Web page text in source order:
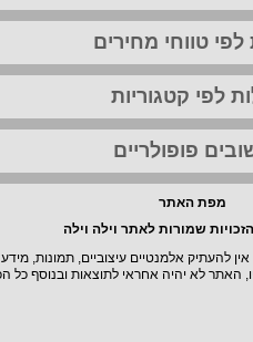
לפי טווחי מחירים
לפי קטגוריות
פופולריים
מפת האתר
להעתיק אלמנטיים עיצוביים, תמונות,